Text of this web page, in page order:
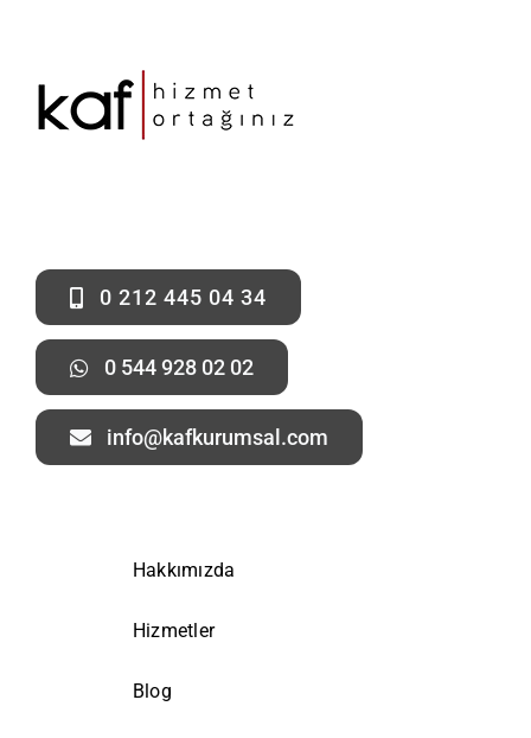
0 212 445 04 34
0 544 928 02 02
info@kafkurumsal.com
Hakkımızda
Hizmetler
Blog